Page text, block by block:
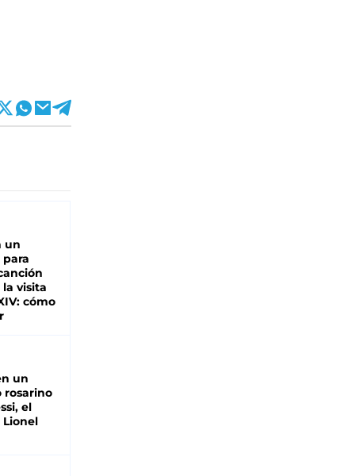
un
para
visita
cómo
un
rosarino
el